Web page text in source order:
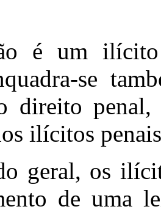
é um
se
direito
ilícitos
geral, os
de uma